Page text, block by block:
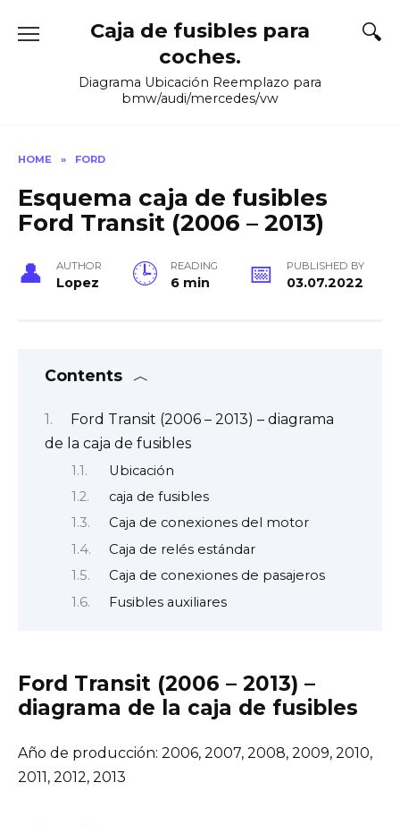
Caja de fusibles para
coches.
Diagrama Ubicación Reemplazo para
bmw/audi/mercedes/vw
HOME » FORD
Esquema caja de fusibles
Ford Transit (2006 – 2013)
AUTHOR
Lopez
READING
6 min
PUBLISHED BY
03.07.2022
Contents
Ford Transit (2006 – 2013) – diagrama
de la caja de fusibles
Ubicación
caja de fusibles
Caja de conexiones del motor
Caja de relés estándar
Caja de conexiones de pasajeros
Fusibles auxiliares
Ford Transit (2006 – 2013) –
diagrama de la caja de fusibles
Año de producción: 2006, 2007, 2008, 2009, 2010,
2011, 2012, 2013